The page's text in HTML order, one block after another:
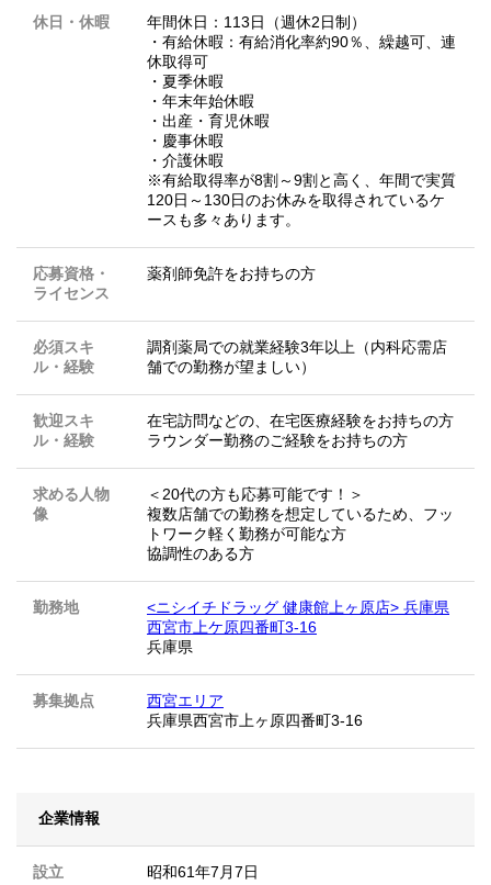
休日・休暇
年間休日：113日（週休2日制）
・有給休暇：有給消化率約90％、繰越可、連
休取得可
・夏季休暇
・年末年始休暇
・出産・育児休暇
・慶事休暇
・介護休暇
※有給取得率が8割～9割と高く、年間で実質
120日～130日のお休みを取得されているケ
ースも多々あります。
応募資格・
ライセンス
薬剤師免許をお持ちの方
必須スキ
ル・経験
調剤薬局での就業経験3年以上（内科応需店
舗での勤務が望ましい）
歓迎スキ
ル・経験
在宅訪問などの、在宅医療経験をお持ちの方
ラウンダー勤務のご経験をお持ちの方
求める人物
像
＜20代の方も応募可能です！＞
複数店舗での勤務を想定しているため、フッ
トワーク軽く勤務が可能な方
協調性のある方
勤務地
<ニシイチドラッグ 健康館上ヶ原店> 兵庫県
西宮市上ケ原四番町3-16
兵庫県
募集拠点
西宮エリア
兵庫県西宮市上ヶ原四番町3-16
企業情報
設立 昭和61年7月7日